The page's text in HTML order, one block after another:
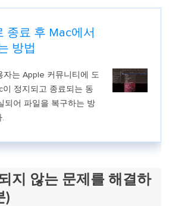
종료 후 Mac에서
방법
자는 Apple 커뮤니티에 도
이 정지되고 종료되는 동
되어 파일을 복구하는 방
.
지 않는 문제를 해결하
)